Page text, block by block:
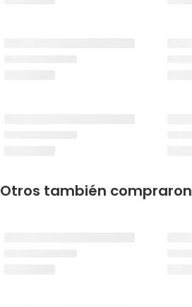
Otros también compraron